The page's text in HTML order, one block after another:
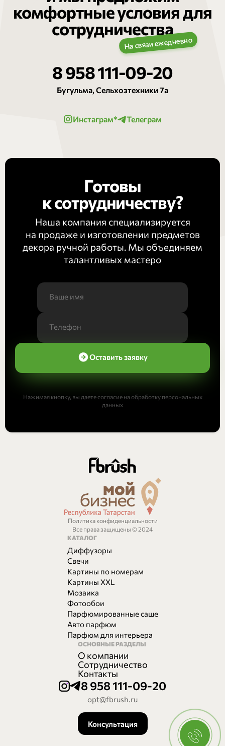
комфортные условия для
сотрудничества
8 958 111-09-20
Бугульма, Сельхозтехники 7а
Инстаграм* Телеграм
Готовы
к сотрудничеству?
Наша компания специализируется
на продаже и изготовлении предметов
декора ручной работы. Мы объединяем
талантливых мастеро
Оставить заявку
Нажимая кнопку, вы даете согласие на обработку персональных
данных
Политика конфиденциальности
Все права защищены © 2024
КАТАЛОГ
Диффузоры
Свечи
Картины по номерам
Картины XXL
Мозаика
Фотообои
Парфюмированные саше
Авто парфюм
Парфюм для интерьера
ОСНОВНЫЕ РАЗДЕЛЫ
О компании
Сотрудничество
Контакты
8 958 111-09-20
opt@fbrush.ru
Консультация